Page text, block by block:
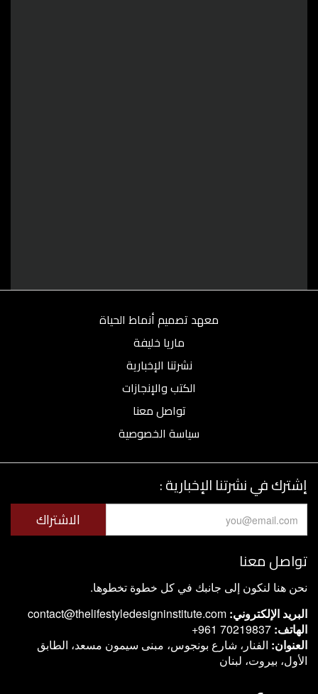
معهد تصميم أنماط الحياة
ماريا خليفة
نشرتنا الإخبارية
الكتب والإنجازات
تواصل معنا
سياسة الخصوصية
إشترك في نشرتنا الإخبارية :
تواصل معنا
نحن هنا لنكون إلى جانبك في كل خطوة تخطوها.
البريد الإلكتروني: contact@thelifestyledesigninstitute.com
الهاتف: +961 70219837
العنوان: الفنار، شارع بونجوس، مبنى سيمون مسعد، الطابق
الأول، بيروت، لبنان